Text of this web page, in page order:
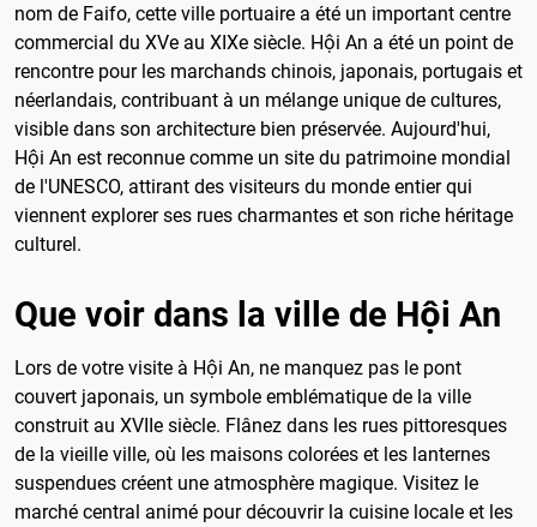
nom de Faifo, cette ville portuaire a été un important centre
commercial du XVe au XIXe siècle. Hội An a été un point de
rencontre pour les marchands chinois, japonais, portugais et
néerlandais, contribuant à un mélange unique de cultures,
visible dans son architecture bien préservée. Aujourd'hui,
Hội An est reconnue comme un site du patrimoine mondial
de l'UNESCO, attirant des visiteurs du monde entier qui
viennent explorer ses rues charmantes et son riche héritage
culturel.
Que voir dans la ville de Hội An
Lors de votre visite à Hội An, ne manquez pas le pont
couvert japonais, un symbole emblématique de la ville
construit au XVIIe siècle. Flânez dans les rues pittoresques
de la vieille ville, où les maisons colorées et les lanternes
suspendues créent une atmosphère magique. Visitez le
marché central animé pour découvrir la cuisine locale et les